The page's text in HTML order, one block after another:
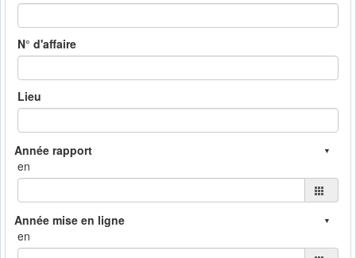
N° d'affaire
Lieu
en
en